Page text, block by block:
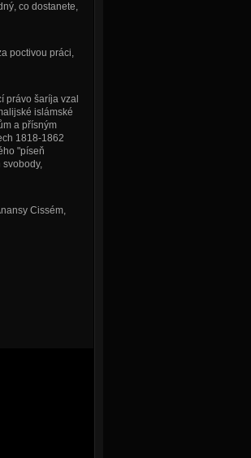
co dostanete,
poctivou práci,
právo šaríja vzal
islámské
a přísným
1818-1862
"píseň
Cissém,